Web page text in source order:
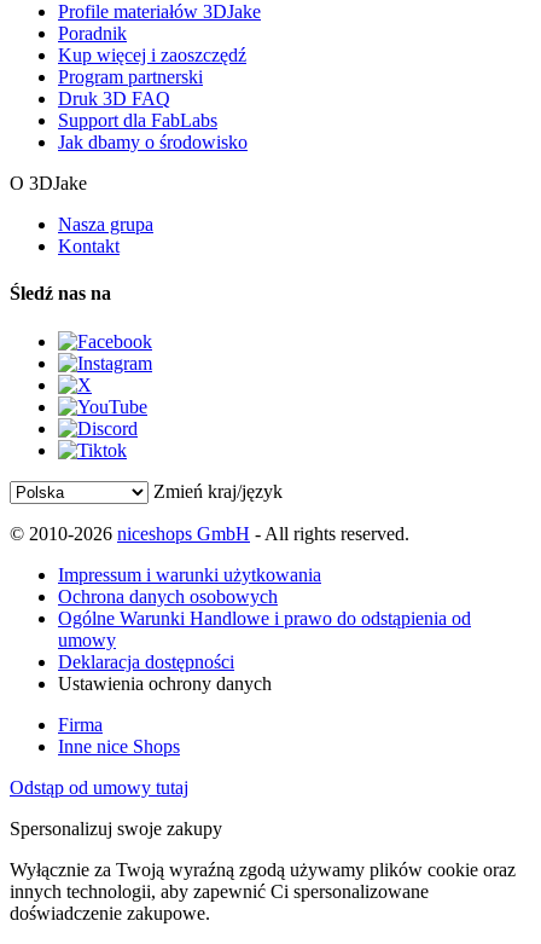
Profile materiałów 3DJake
Poradnik
Kup więcej i zaoszczędź
Program partnerski
Druk 3D FAQ
Support dla FabLabs
Jak dbamy o środowisko
O 3DJake
Nasza grupa
Kontakt
Śledź nas na
Zmień kraj/język
© 2010-2026 niceshops GmbH - All rights reserved.
Impressum i warunki użytkowania
Ochrona danych osobowych
Ogólne Warunki Handlowe i prawo do odstąpienia od
umowy
Deklaracja dostępności
Ustawienia ochrony danych
Firma
Inne nice Shops
Odstąp od umowy tutaj
Spersonalizuj swoje zakupy
Wyłącznie za Twoją wyraźną zgodą używamy plików cookie oraz
innych technologii, aby zapewnić Ci spersonalizowane
doświadczenie zakupowe.